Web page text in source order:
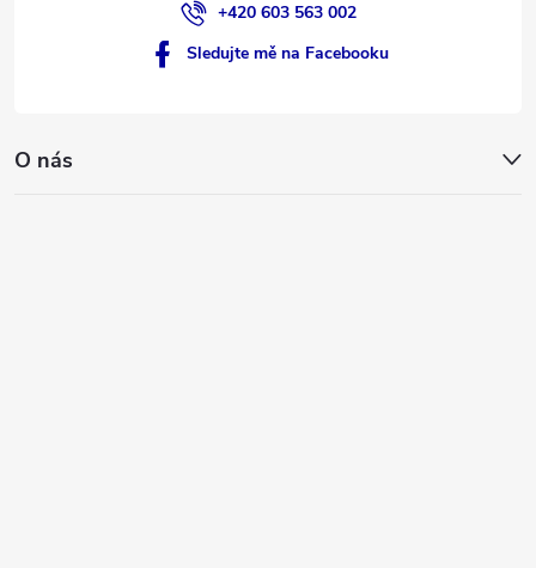
+420 603 563 002
Sledujte mě na Facebooku
O nás